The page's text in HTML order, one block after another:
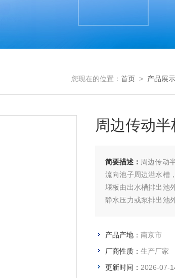
您现在的位置： 首页 > 产品展示
周边传动
简要描述： 周边传动
流向池子周边溢水槽
堰板由出水槽排出池
静水压力或泵排出池
产品产地： 南京市
厂商性质： 生产厂家
更新时间： 2026-07-